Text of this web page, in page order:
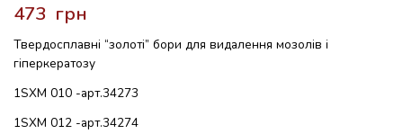
грн
Твердосплавні “золоті” бори для видалення мозолів і
гіперкератозу
1SXM 010 -арт.34273
1SXM 012 -арт.34274